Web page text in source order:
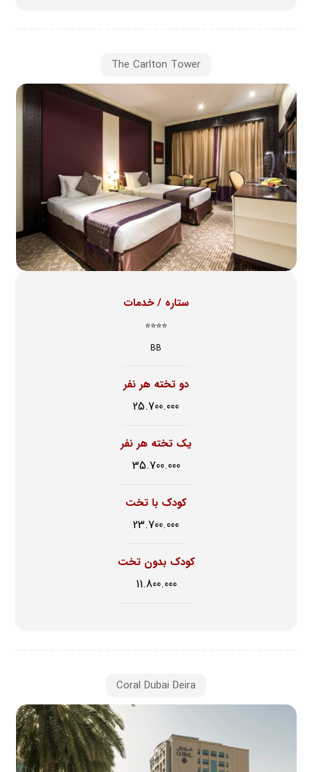
The Carlton Tower
ستاره / خدمات
⭐⭐⭐⭐
BB
دو تخته هر نفر
25.700.000
یک تخته هر نفر
35.700.000
کودک با تخت
23.700.000
کودک بدون تخت
11.800.000
Coral Dubai Deira